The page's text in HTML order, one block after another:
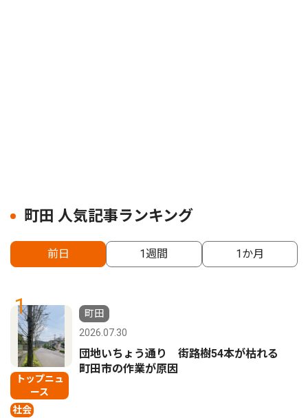
町田 人気記事ランキング
前日 1週間 1か月
1
トップニュ
ース
社会
町田
2026.07.30
団地いちょう通り 街路樹54本が枯れる
町田市の作業が原因